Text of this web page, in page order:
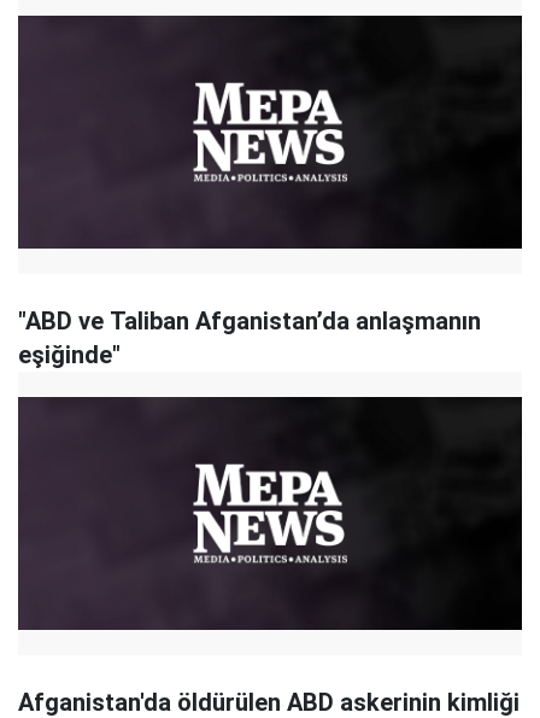
"ABD ve Taliban Afganistan’da anlaşmanın
eşiğinde"
Afganistan'da öldürülen ABD askerinin kimliği